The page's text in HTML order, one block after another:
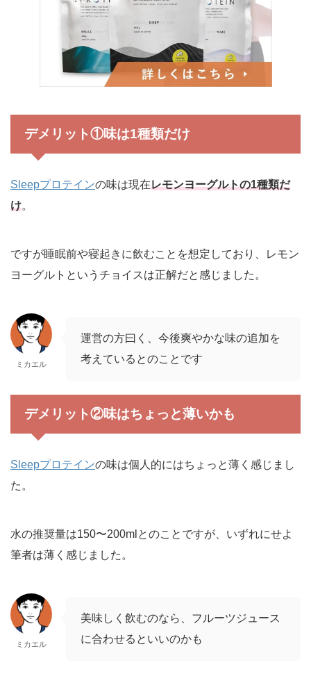
デメリット①味は1種類だけ
Sleepプロテインの味は現在レモンヨーグルトの1種類だ
け。
ですが睡眠前や寝起きに飲むことを想定しており、レモン
ヨーグルトというチョイスは正解だと感じました。
ミカエル
運営の方曰く、今後爽やかな味の追加を
考えているとのことです
デメリット②味はちょっと薄いかも
Sleepプロテインの味は個人的にはちょっと薄く感じまし
た。
水の推奨量は150〜200mlとのことですが、いずれにせよ
筆者は薄く感じました。
ミカエル
美味しく飲むのなら、フルーツジュース
に合わせるといいのかも